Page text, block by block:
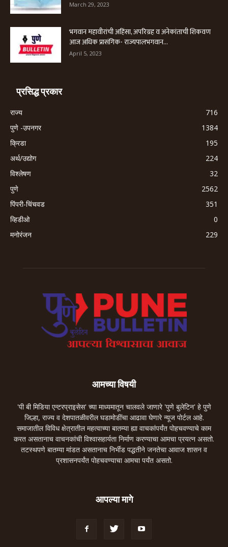
March 29, 2023
भगवान महावीरांची अहिंसा, अपरिग्रह व अनेकांताची शिकवण
आज अधिक प्रासंगिक- राज्यपालभगवान...
April 5, 2023
प्रसिद्ध प्रकार
राज्य
716
पुणे -उपनगर
1384
क्रिडा
195
अर्थ/उद्योग
224
विश्लेषण
32
पुणे
2562
पिंपरी-चिंचवड
351
व्हिडीओ
0
मनोरंजन
229
आमच्या विषयी
'पी बी मिडिया एन्टरप्राइसेस' च्या माध्यमातून चालवले जाणारे 'पुणे बुलेटिन' हे पुणे
जिल्हा, राज्य व देशपातळीवरील घडामोडींचा आढावा घेणारे न्यूज पोर्टल आहे.
समाजातील विविध क्षेत्रातील महत्वाच्या बातम्या ह्या वाचकांपर्यंत पोहचवण्याचे काम
करत असतानाच वाचनकांची विश्वासहार्यता निर्माण करण्याचा आमचा प्रयत्न असतो.
तटस्थपणे बातम्या मांडत असतानाच निर्भीड पद्धतीने जनतेचा आवाज शासन व
प्रशासनपर्यंत पोहचवण्याचा आमचा पर्यंत असतो.
आपल्या मागे